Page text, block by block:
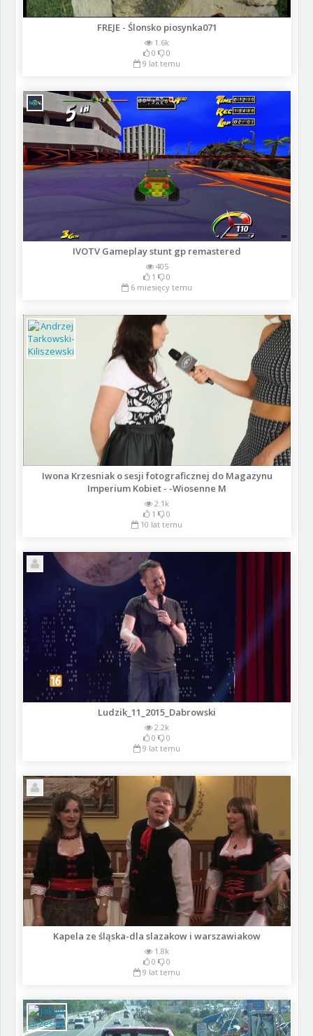
FREJE - Ślonsko piosynka071
1.6k
0
0
9 lat temu
IVOTV Gameplay stunt gp remastered
405
1
0
6 miesięcy temu
Iwona Krzesniak o sesji fotograficznej do Magazynu
Imperium Kobiet - -Wiosenne M
2.1k
1
0
10 lat temu
Ludzik_11_2015_Dabrowski
2.2k
0
0
9 lat temu
Kapela ze śląska-dla slazakow i warszawiakow
1.8k
0
0
9 lat temu